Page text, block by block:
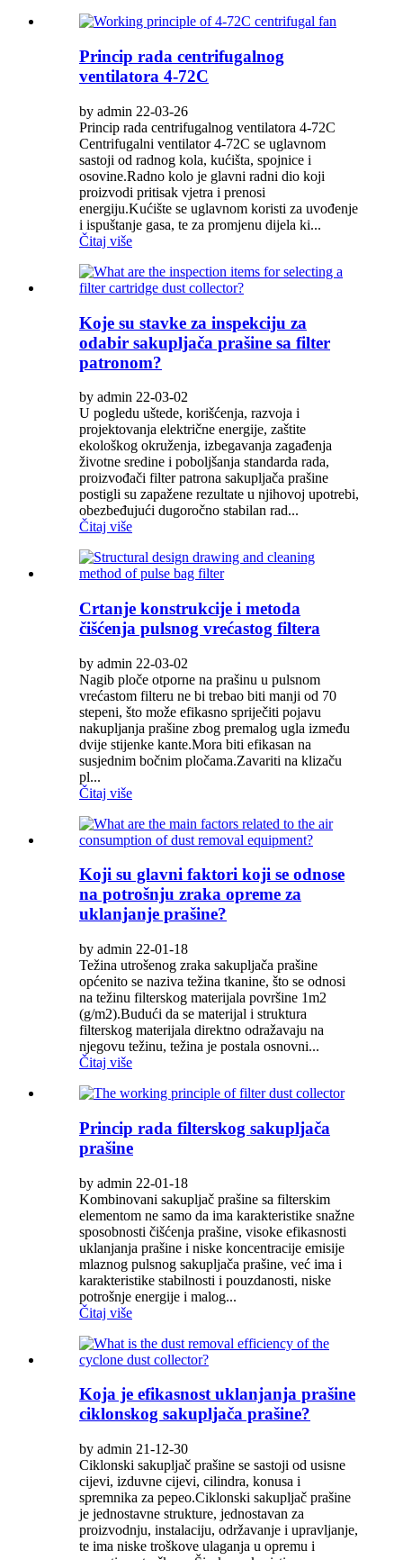
Princip rada centrifugalnog
ventilatora 4-72C
by admin 22-03-26
Princip rada centrifugalnog ventilatora 4-72C
Centrifugalni ventilator 4-72C se uglavnom
sastoji od radnog kola, kućišta, spojnice i
osovine.Radno kolo je glavni radni dio koji
proizvodi pritisak vjetra i prenosi
energiju.Kućište se uglavnom koristi za uvođenje
i ispuštanje gasa, te za promjenu dijela ki...
Čitaj više
Koje su stavke za inspekciju za
odabir sakupljača prašine sa filter
patronom?
by admin 22-03-02
U pogledu uštede, korišćenja, razvoja i
projektovanja električne energije, zaštite
ekološkog okruženja, izbegavanja zagađenja
životne sredine i poboljšanja standarda rada,
proizvođači filter patrona sakupljača prašine
postigli su zapažene rezultate u njihovoj upotrebi,
obezbeđujući dugoročno stabilan rad...
Čitaj više
Crtanje konstrukcije i metoda
čišćenja pulsnog vrećastog filtera
by admin 22-03-02
Nagib ploče otporne na prašinu u pulsnom
vrećastom filteru ne bi trebao biti manji od 70
stepeni, što može efikasno spriječiti pojavu
nakupljanja prašine zbog premalog ugla između
dvije stijenke kante.Mora biti efikasan na
susjednim bočnim pločama.Zavariti na klizaču
pl...
Čitaj više
Koji su glavni faktori koji se odnose
na potrošnju zraka opreme za
uklanjanje prašine?
by admin 22-01-18
Težina utrošenog zraka sakupljača prašine
općenito se naziva težina tkanine, što se odnosi
na težinu filterskog materijala površine 1m2
(g/m2).Budući da se materijal i struktura
filterskog materijala direktno odražavaju na
njegovu težinu, težina je postala osnovni...
Čitaj više
Princip rada filterskog sakupljača
prašine
by admin 22-01-18
Kombinovani sakupljač prašine sa filterskim
elementom ne samo da ima karakteristike snažne
sposobnosti čišćenja prašine, visoke efikasnosti
uklanjanja prašine i niske koncentracije emisije
mlaznog pulsnog sakupljača prašine, već ima i
karakteristike stabilnosti i pouzdanosti, niske
potrošnje energije i malog...
Čitaj više
Koja je efikasnost uklanjanja prašine
ciklonskog sakupljača prašine?
by admin 21-12-30
Ciklonski sakupljač prašine se sastoji od usisne
cijevi, izduvne cijevi, cilindra, konusa i
spremnika za pepeo.Ciklonski sakupljač prašine
je jednostavne strukture, jednostavan za
proizvodnju, instalaciju, održavanje i upravljanje,
te ima niske troškove ulaganja u opremu i